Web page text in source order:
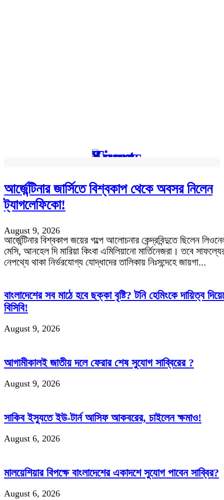
আর্জেন্টিনার জার্সিতে বিশ্বকাপ থেকে অবসর নিলেন
ট্যাগলেফিকো!
August 9, 2026
আর্জেন্টিনার বিশ্বকাপ জয়ের গল্পে আলোচনার কেন্দ্রবিন্দুতে ছিলেন
মেসি, আনহেল দি মারিয়া কিংবা এমিলিয়ানো মার্তিনেজরা। তবে
নেপথ্যে থাকা নির্ভরযোগ্য যোদ্ধাদের তালিকায় নিঃসন্দেহে জায়গা...
বাংলাদেশের সব মাঠে হবে ছক্কা বৃষ্টি? টনি হেমিংকে দায়িত্ব
বিসিবি!
August 9, 2026
আগামীকালই জাতীয় দলে ফেরার শেষ সুযোগ সাব্বিরের ?
August 9, 2026
সাকিব ইস্যুতে ইউ-টার্ন আসিফ আকবরের, চাইলেন ক্ষমাও!
August 6, 2026
মালয়েশিয়ার বিপক্ষে বাংলাদেশের একাদশে সুযোগ পাবেন সাব্বির?
August 6, 2026